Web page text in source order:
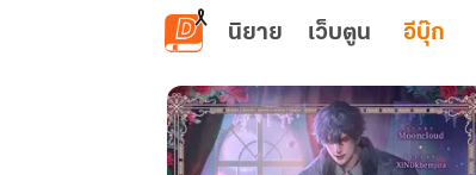
ข้ามไปยังเนื้อหาหลัก
นิยาย เว็บตูน อีบุ๊ก